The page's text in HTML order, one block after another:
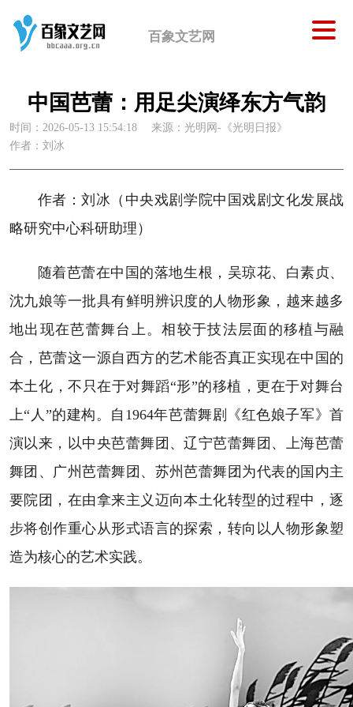
百象文艺网
中国芭蕾：用足尖演绎东方气韵
时间：2026-05-13 15:54:18
来源：光明网-《光明日报》
作者：刘冰
作者：刘冰（中央戏剧学院中国戏剧文化发展战
略研究中心科研助理）
随着芭蕾在中国的落地生根，吴琼花、白素贞、
沈九娘等一批具有鲜明辨识度的人物形象，越来越多
地出现在芭蕾舞台上。相较于技法层面的移植与融
合，芭蕾这一源自西方的艺术能否真正实现在中国的
本土化，不只在于对舞蹈“形”的移植，更在于对舞台
上“人”的建构。自1964年芭蕾舞剧《红色娘子军》首
演以来，以中央芭蕾舞团、辽宁芭蕾舞团、上海芭蕾
舞团、广州芭蕾舞团、苏州芭蕾舞团为代表的国内主
要院团，在由拿来主义迈向本土化转型的过程中，逐
步将创作重心从形式语言的探索，转向以人物形象塑
造为核心的艺术实践。